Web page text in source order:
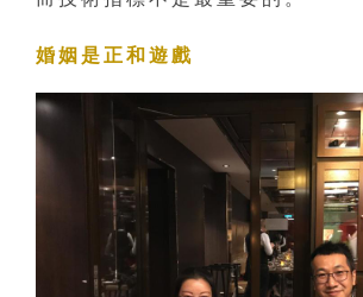
婚姻是正和遊戲